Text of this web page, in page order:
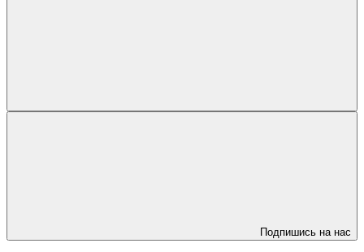
Подпишись на нас